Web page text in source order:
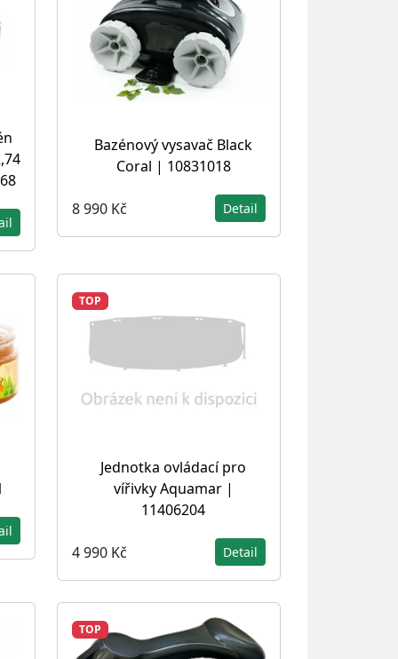
Bazénový vysavač Black
Coral | 10831018
8 990 Kč Detail
TOP
Jednotka ovládací pro
vířivky Aquamar |
11406204
4 990 Kč Detail
TOP